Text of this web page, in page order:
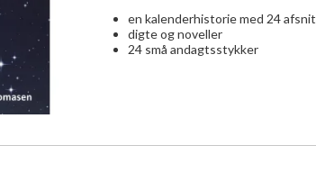
en kalenderhistorie med 24 afsnit
digte og noveller
24 små andagtsstykker